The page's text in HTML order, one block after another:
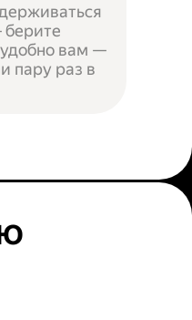
удобно вам —
пару раз в